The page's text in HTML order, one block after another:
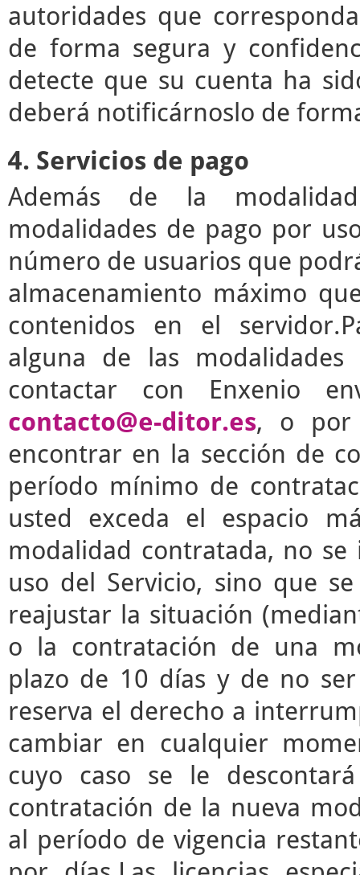
autoridades que
de forma segura y
detecte que su cuenta ha
deberá notificárnoslo de
4. Servicios de pago
Además de la
modalidades de pago por
número de usuarios que
almacenamiento máximo
contenidos en el
alguna de las
contactar con Enxenio
contacto@e-ditor.es, o por
encontrar en la sección de
período mínimo de
usted exceda el espacio
modalidad contratada, no
uso del Servicio, sino que
reajustar la situación
o la contratación de una
plazo de 10 días y de no
reserva el derecho a
cambiar en cualquier
cuyo caso se le
contratación de la nueva
al período de vigencia